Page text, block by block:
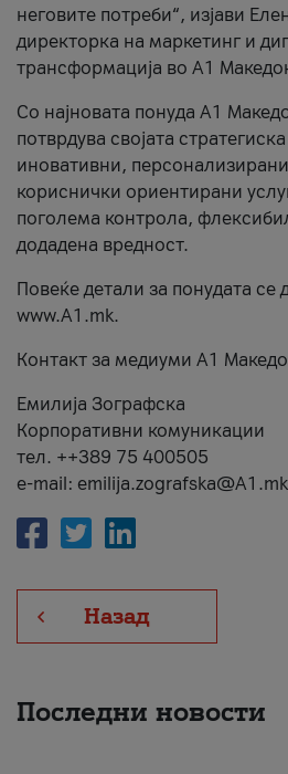
неговите потреби“, изјави
директорка на маркетинг и
трансформација во А1
Со најновата понуда А1
потврдува својата
иновативни,
кориснички ориентирани
поголема контрола,
додадена вредност.
Повеќе детали за понудата се
www.А1.mk.
Контакт за медиуми А1
Емилија Зографска
Корпоративни комуникации
тел. ++389 75 400505
e-mail: emilija.zografska@A1.mk
Назад
Последни новости